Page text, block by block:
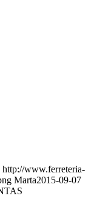
http://www.ferreteria-
Marta2015-09-07